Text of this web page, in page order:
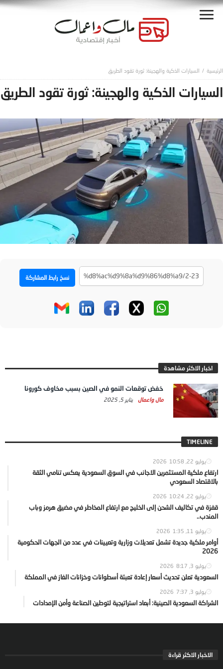
السيارات الذكية والهجينة: ثورة تقود الطريق
السيارات الذكية والهجينة: ثورة تقود الطريق
نسخ رابط المشاركة
اخبار الاكثر مشاهدة
خفض توقعات النمو في الصين بسبب مخاوف كورونا
مال واعمال يناير 5, 2025
TIMELINE
يوليو 22, 2026 10:58
ارتفاع ملكية المستثمرين الاجانب في السوق السعودية يعكس تنامي الثقة
بالاقتصاد السعودي
يوليو 22, 2026 10:24
قفزة في تكاليف الشحن إلى الخليج مع ارتفاع المخاطر في مضيق هرمز وباب
المندب..
يوليو 11, 2026 1:35
أوامر ملكية جديدة تشمل تعديلات وزارية وتعيينات في عدد من الجهات الحكومية
2026
يوليو 3, 2026 8:17
السعودية تعلن تحديث أسعار إعادة تعبئة أسطوانات وخزانات الغاز في المملكة
يوليو 3, 2026 7:37
الشراكة السعودية الصينية: أبعاد استراتيجية لتوطين الصناعة وأمن الإمدادات
الاخبار الاكثر قراءة